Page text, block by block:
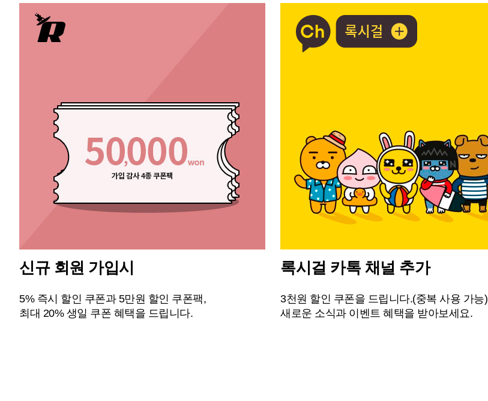
신규 회원 가입시
5% 즉시 할인 쿠폰과 5만원 할인 쿠폰팩,
최대 20% 생일 쿠폰 혜택을 드립니다.
록시걸 카톡 채널 추가
3천원 할인 쿠폰을 드립니다.(중복 사용 가능)
새로운 소식과 이벤트 혜택을 받아보세요.